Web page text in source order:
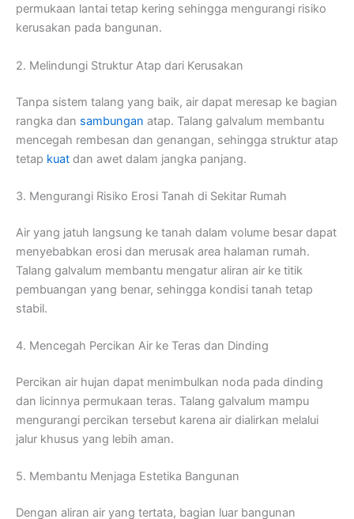
permukaan lantai tetap kering sehingga mengurangi risiko
kerusakan pada bangunan.
2. Melindungi Struktur Atap dari Kerusakan
Tanpa sistem talang yang baik, air dapat meresap ke bagian
rangka dan sambungan atap. Talang galvalum membantu
mencegah rembesan dan genangan, sehingga struktur atap
tetap kuat dan awet dalam jangka panjang.
3. Mengurangi Risiko Erosi Tanah di Sekitar Rumah
Air yang jatuh langsung ke tanah dalam volume besar dapat
menyebabkan erosi dan merusak area halaman rumah.
Talang galvalum membantu mengatur aliran air ke titik
pembuangan yang benar, sehingga kondisi tanah tetap
stabil.
4. Mencegah Percikan Air ke Teras dan Dinding
Percikan air hujan dapat menimbulkan noda pada dinding
dan licinnya permukaan teras. Talang galvalum mampu
mengurangi percikan tersebut karena air dialirkan melalui
jalur khusus yang lebih aman.
5. Membantu Menjaga Estetika Bangunan
Dengan aliran air yang tertata, bagian luar bangunan